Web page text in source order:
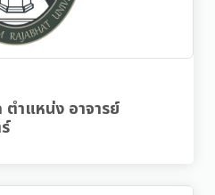
ตำแหน่ง อาจารย์